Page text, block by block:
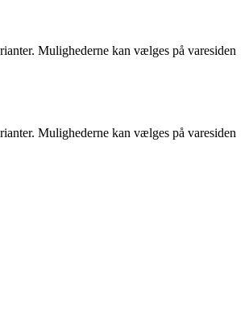
Mulighederne kan vælges på varesiden
Mulighederne kan vælges på varesiden